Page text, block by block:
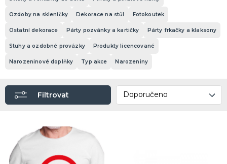
Dárky pro muže
Dárky pro ženy
Svatby v barevných variantách
Svatební dekorace
Svatební dekorace na stůl
Stuhy, organzy a mašle
Svatební balónky a hélium
DALŠÍ KATEGORIE
ROZLUČKA SE SVOBODOU
Ozdoby na skleničky Dekorace na stůl Fotokoutek
Ostatní dekorace Párty pozvánky a kartičky Párty frkačky a klaksony
Stuhy a ozdobné provázky Produkty licencované
Narozeninové doplňky Typ akce Narozeniny
Filtrovat